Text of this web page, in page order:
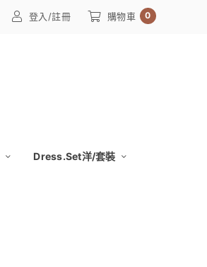
登入/註冊 購物車 0
Dress.Set洋/套裝